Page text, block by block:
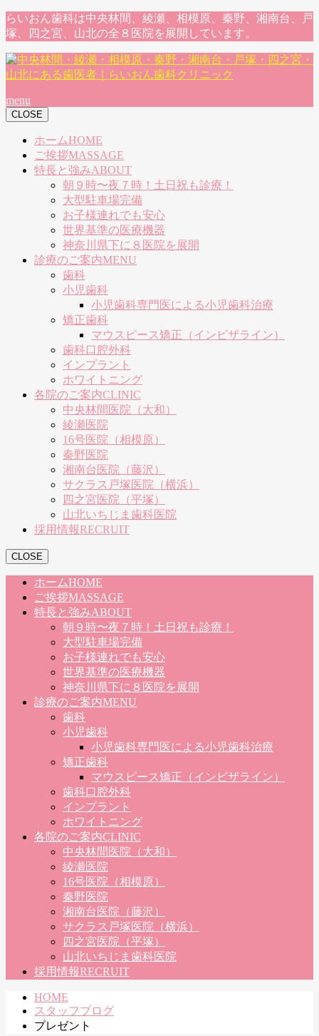
らいおん歯科は中央林間、綾瀬、相模原、秦野、湘南台、戸
塚、四之宮、山北の全８医院を展開しています。
menu
CLOSE
ホームHOME
ご挨拶MASSAGE
特長と強みABOUT
朝９時〜夜７時！土日祝も診療！
大型駐車場完備
お子様連れでも安心
世界基準の医療機器
神奈川県下に８医院を展開
診療のご案内MENU
歯科
小児歯科
小児歯科専門医による小児歯科治療
矯正歯科
マウスピース矯正（インビザライン）
歯科口腔外科
インプラント
ホワイトニング
各院のご案内CLINIC
中央林間医院（大和）
綾瀬医院
16号医院（相模原）
秦野医院
湘南台医院（藤沢）
サクラス戸塚医院（横浜）
四之宮医院（平塚）
山北いちじま歯科医院
採用情報RECRUIT
CLOSE
ホームHOME
ご挨拶MASSAGE
特長と強みABOUT
朝９時〜夜７時！土日祝も診療！
大型駐車場完備
お子様連れでも安心
世界基準の医療機器
神奈川県下に８医院を展開
診療のご案内MENU
歯科
小児歯科
小児歯科専門医による小児歯科治療
矯正歯科
マウスピース矯正（インビザライン）
歯科口腔外科
インプラント
ホワイトニング
各院のご案内CLINIC
中央林間医院（大和）
綾瀬医院
16号医院（相模原）
秦野医院
湘南台医院（藤沢）
サクラス戸塚医院（横浜）
四之宮医院（平塚）
山北いちじま歯科医院
採用情報RECRUIT
HOME
スタッフブログ
プレゼント